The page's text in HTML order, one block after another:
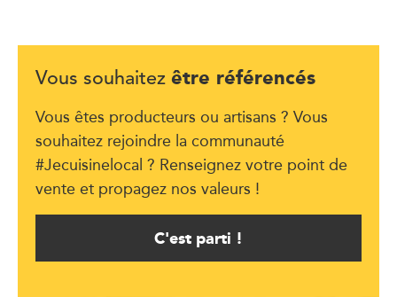
Vous souhaitez être référencés
Vous êtes producteurs ou artisans ? Vous
souhaitez rejoindre la communauté
#Jecuisinelocal ? Renseignez votre point de
vente et propagez nos valeurs !
C'est parti !